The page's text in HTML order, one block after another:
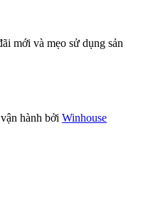
mới và mẹo sử dụng sản
hành bởi Winhouse